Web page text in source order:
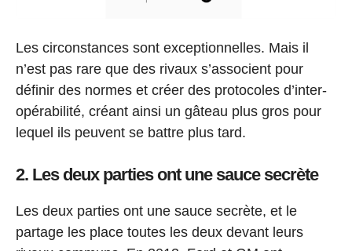
Les circonstances sont exceptionnelles. Mais il
n’est pas rare que des rivaux s’associent pour
définir des normes et créer des protocoles d’inter-
opérabilité, créant ainsi un gâteau plus gros pour
lequel ils peuvent se battre plus tard.
2. Les deux parties ont une sauce secrète
Les deux parties ont une sauce secrète, et le
partage les place toutes les deux devant leurs